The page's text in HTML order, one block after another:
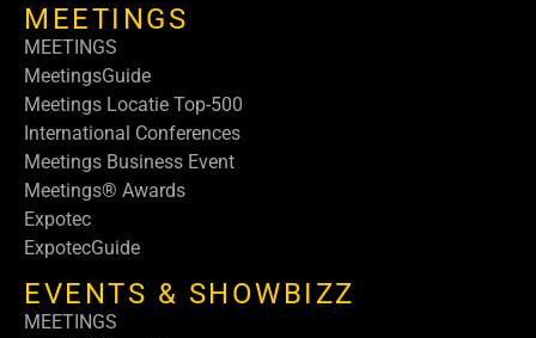
MEETINGS
MEETINGS
MeetingsGuide
Meetings Locatie Top-500
International Conferences
Meetings Business Event
Meetings® Awards
Expotec
ExpotecGuide
EVENTS & SHOWBIZZ
MEETINGS